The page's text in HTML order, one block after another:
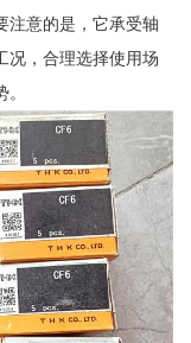
注意的是，它承受轴
况，合理选择使用场